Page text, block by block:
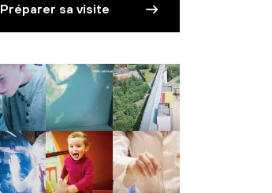
Préparer sa visite